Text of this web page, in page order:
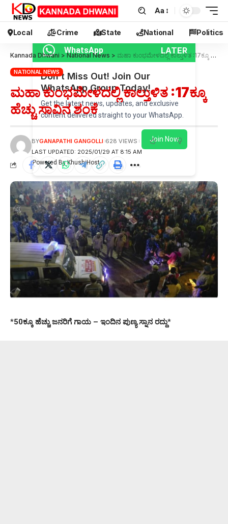
Aa
Local Crime State National Politics
Kannada Dhwani >National News > ಮಹಾ ಕುಂಭಮೇಳದಲ್ಲಿ ಕಾಲ್ತುಳಿತ :17ಕ್ಕೂ ಹೆಚ್ಚು ಸಾವಿನ ಶಂಕೆ
NATIONAL NEWS
ಮಹಾ ಕುಂಭಮೇಳದಲ್ಲಿ ಕಾಲ್ತುಳಿತ :17ಕ್ಕೂ
ಹೆಚ್ಚು ಸಾವಿನ ಶಂಕೆ
LAST UPDATED: 2025/01/29 AT 8:15 AM
BYGANAPATHI GANGOLLI 628 VIEWS
*50ಕ್ಕೂ ಹೆಚ್ಚು ಜನರಿಗೆ ಗಾಯ – ಇಂದಿನ ಪುಣ್ಯ ಸ್ನಾನ ರದ್ದು*
WhatsApp LATER
Don’t Miss Out! Join Our
WhatsApp Group Today!
Get the latest news, updates, and exclusive
content delivered straight to your WhatsApp.
Join Now
Powered By KhushiHost